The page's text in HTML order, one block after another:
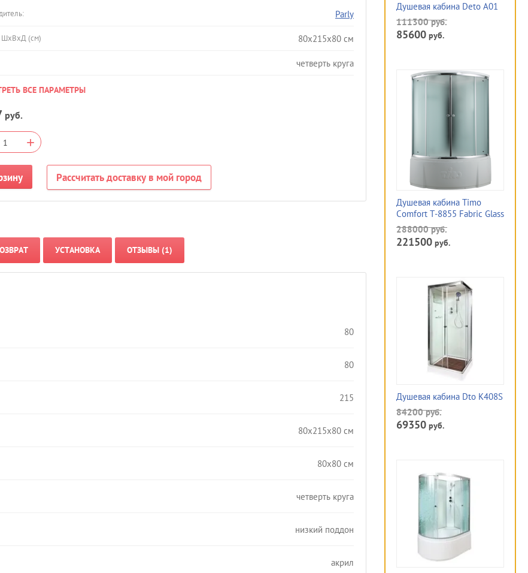
Душевая кабина Deto А01
111300руб.
85600 руб.
Душевая кабина Timo
Comfort T-8855 Fabric Glass
288000руб.
221500 руб.
Душевая кабина Dto K408S
84200руб.
69350 руб.
Parly
ШхВхД (см) 80x215x80 см
четверть круга
ВСЕ ПАРАМЕТРЫ
руб.
+
Рассчитать доставку в мой город
УСТАНОВКА ОТЗЫВЫ (1)
80
80
215
80x215x80 см
80х80 см
четверть круга
низкий поддон
акрил